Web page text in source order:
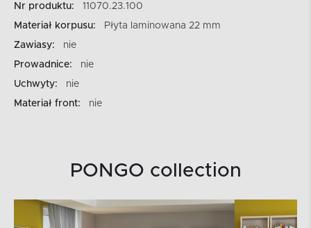
Nr produktu:
11070.23.100
Materiał korpusu:
Płyta laminowana 22 mm
Zawiasy:
nie
Prowadnice:
nie
Uchwyty:
nie
Materiał front:
nie
PONGO collection